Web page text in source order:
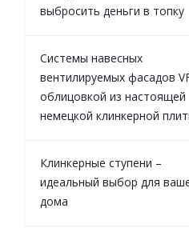
выбросить деньги в топку
Системы навесных
вентилируемых фасадов
облицовкой из настоящей
немецкой клинкерной
Клинкерные ступени –
идеальный выбор для
дома